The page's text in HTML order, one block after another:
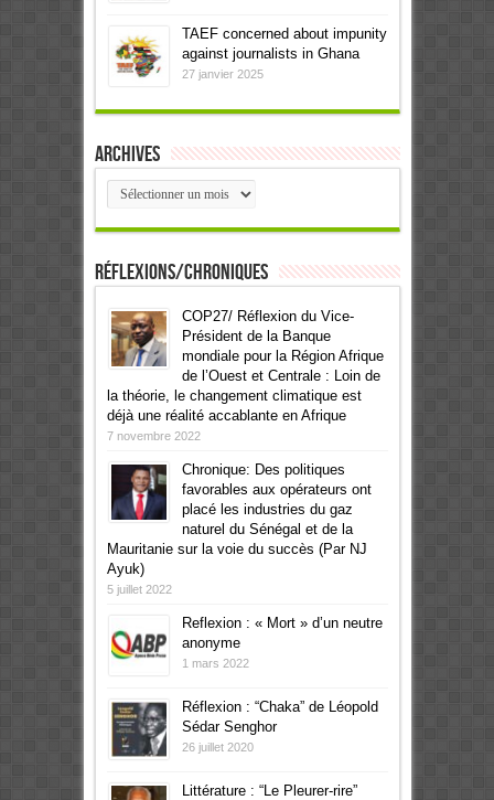
TAEF concerned about impunity
against journalists in Ghana
27 janvier 2025
Archives
Archives
Réflexions/Chroniques
COP27/ Réflexion du Vice-
Président de la Banque
mondiale pour la Région Afrique
de l’Ouest et Centrale : Loin de
la théorie, le changement climatique est
déjà une réalité accablante en Afrique
7 novembre 2022
Chronique: Des politiques
favorables aux opérateurs ont
placé les industries du gaz
naturel du Sénégal et de la
Mauritanie sur la voie du succès (Par NJ
Ayuk)
5 juillet 2022
Reflexion : « Mort » d’un neutre
anonyme
1 mars 2022
Réflexion : “Chaka” de Léopold
Sédar Senghor
26 juillet 2020
Littérature : “Le Pleurer-rire”